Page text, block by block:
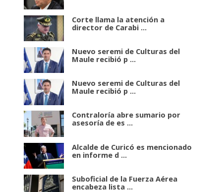
Corte llama la atención a
director de Carabi ...
Nuevo seremi de Culturas del
Maule recibió p ...
Nuevo seremi de Culturas del
Maule recibió p ...
Contraloría abre sumario por
asesoría de es ...
Alcalde de Curicó es mencionado
en informe d ...
Suboficial de la Fuerza Aérea
encabeza lista ...